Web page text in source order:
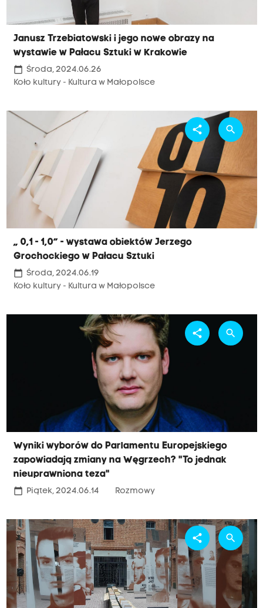
Janusz Trzebiatowski i jego nowe obrazy na
wystawie w Pałacu Sztuki w Krakowie
calendar_today Środa, 2024.06.26
Koło kultury - Kultura w Małopolsce
„ 0,1 - 1,0” - wystawa obiektów Jerzego
Grochockiego w Pałacu Sztuki
calendar_today Środa, 2024.06.19
Koło kultury - Kultura w Małopolsce
share search
Wyniki wyborów do Parlamentu Europejskiego
zapowiadają zmiany na Węgrzech? "To jednak
nieuprawniona teza"
calendar_today Piątek, 2024.06.14 Rozmowy
share search
share search